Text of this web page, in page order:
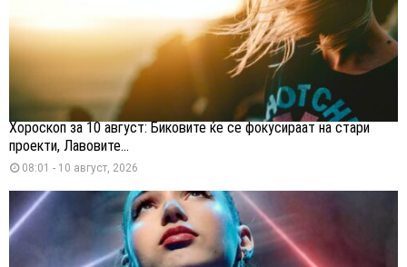
Хороскоп за 10 август: Биковите ќе се фокусираат на стари
проекти, Лавовите...
08:01 - 10 август, 2026